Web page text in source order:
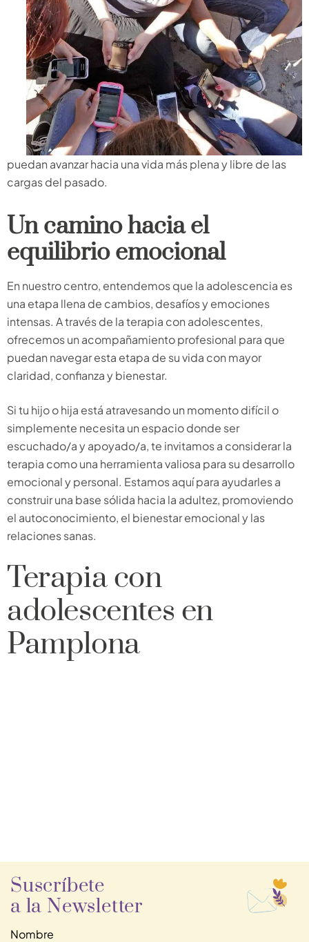
puedan avanzar hacia una vida más plena y libre de las
cargas del pasado.
Un camino hacia el
equilibrio emocional
En nuestro centro, entendemos que la adolescencia es
una etapa llena de cambios, desafíos y emociones
intensas. A través de la terapia con adolescentes,
ofrecemos un acompañamiento profesional para que
puedan navegar esta etapa de su vida con mayor
claridad, confianza y bienestar.
Si tu hijo o hija está atravesando un momento difícil o
simplemente necesita un espacio donde ser
escuchado/a y apoyado/a, te invitamos a considerar la
terapia como una herramienta valiosa para su desarrollo
emocional y personal. Estamos aquí para ayudarles a
construir una base sólida hacia la adultez, promoviendo
el autoconocimiento, el bienestar emocional y las
relaciones sanas.
Terapia con
adolescentes en
Pamplona
Suscríbete
a la Newsletter